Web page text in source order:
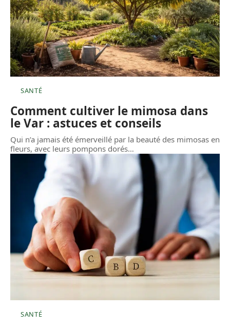
SANTÉ
Comment cultiver le mimosa dans
le Var : astuces et conseils
Qui n’a jamais été émerveillé par la beauté des mimosas en
fleurs, avec leurs pompons dorés…
SANTÉ